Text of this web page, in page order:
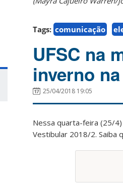
Tags: comunicação
UFSC na
inverno
25/04/2018 19:05
Nessa quarta-feira (25/
Vestibular 2018/2. Saiba